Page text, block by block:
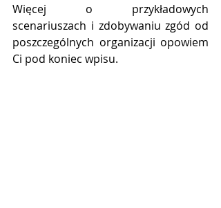
Więcej o przykładowych
scenariuszach i zdobywaniu zgód od
poszczególnych organizacji opowiem
Ci pod koniec wpisu.